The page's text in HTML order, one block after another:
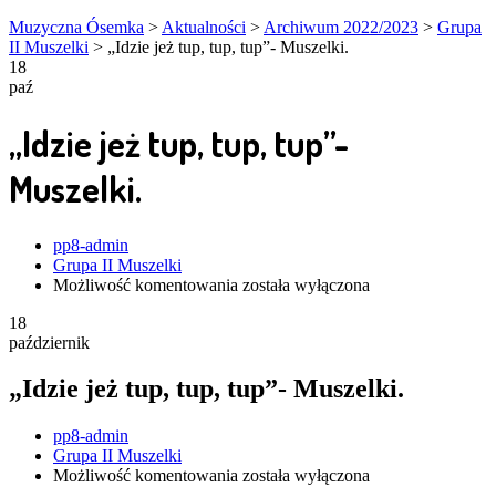
Muzyczna Ósemka > Aktualności > Archiwum 2022/2023 > Grupa
II Muszelki > „Idzie jeż tup, tup, tup”- Muszelki.
18
paź
„Idzie jeż tup, tup, tup”-
Muszelki.
Author
pp8-admin
Grupa II Muszelki
Możliwość komentowania „Idzie
Muszelki.
została wyłączona
18
październik
„Idzie jeż tup, tup, tup”- Muszelki.
Author
pp8-admin
Grupa II Muszelki
Możliwość komentowania „Idzie
została wyłączona